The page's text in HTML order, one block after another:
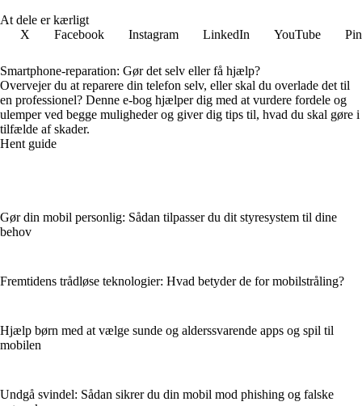
At dele er kærligt
X
Facebook Instagram LinkedIn YouTube
Smartphone-reparation: Gør det selv eller få hjælp?
Overvejer du at reparere din telefon selv, eller skal du overlade det til
en professionel? Denne e-bog hjælper dig med at vurdere fordele og
ulemper ved begge muligheder og giver dig tips til, hvad du skal gøre i
tilfælde af skader.
Hent guide
Gør din mobil personlig: Sådan tilpasser du dit styresystem til dine
behov
Fremtidens trådløse teknologier: Hvad betyder de for mobilstråling?
Hjælp børn med at vælge sunde og alderssvarende apps og spil til
mobilen
Undgå svindel: Sådan sikrer du din mobil mod phishing og falske